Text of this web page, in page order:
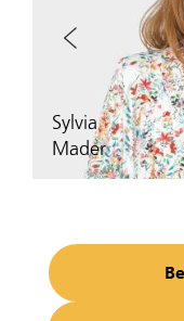
Sylvia
Mader
‹